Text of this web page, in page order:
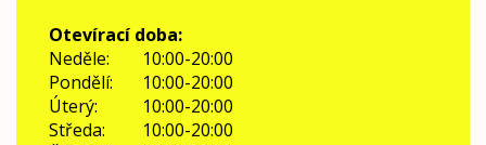
Otevírací doba:
Neděle:
10:00-20:00
Pondělí:
10:00-20:00
Úterý:
10:00-20:00
Středa:
10:00-20:00